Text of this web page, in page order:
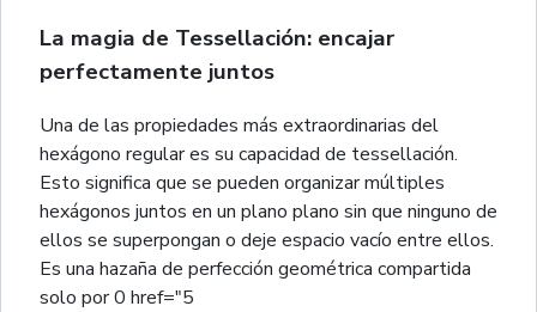
La magia de Tessellación: encajar
perfectamente juntos
Una de las propiedades más extraordinarias del
hexágono regular es su capacidad de tessellación.
Esto significa que se pueden organizar múltiples
hexágonos juntos en un plano plano sin que ninguno de
ellos se superpongan o deje espacio vacío entre ellos.
Es una hazaña de perfección geométrica compartida
solo por 0 href="5